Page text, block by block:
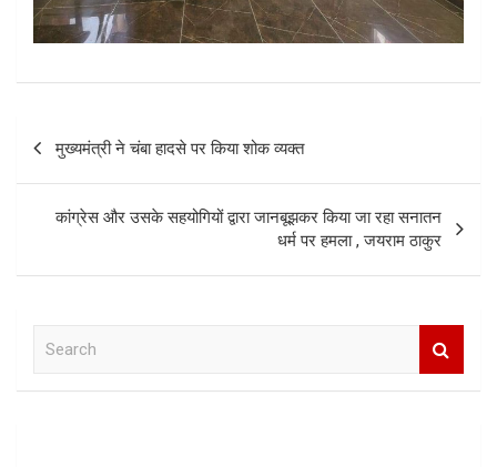
navigation
मुख्यमंत्री ने चंबा हादसे पर किया शोक व्यक्त
कांग्रेस और उसके सहयोगियों द्वारा जानबूझकर किया जा रहा सनातन
धर्म पर हमला , जयराम ठाकुर